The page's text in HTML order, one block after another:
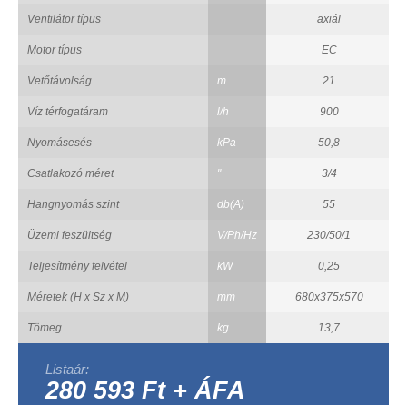
Ventilátor típus axiál
Motor típus EC
Vetőtávolság m 21
Víz térfogatáram l/h 900
Nyomásesés kPa 50,8
Csatlakozó méret " 3/4
Hangnyomás szint db(A) 55
Üzemi feszültség V/Ph/Hz 230/50/1
Teljesítmény felvétel kW 0,25
Méretek (H x Sz x M) mm 680x375x570
Tömeg kg 13,7
Listaár:
280 593 Ft + ÁFA